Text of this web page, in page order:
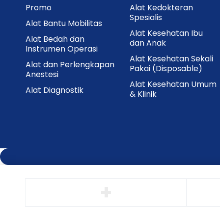
Promo
Alat Bantu Mobilitas
Alat Bedah dan
Instrumen Operasi
Alat dan Perlengkapan
Anestesi
Alat Diagnostik
Alat Kedokteran
Spesialis
Alat Kesehatan Ibu
dan Anak
Alat Kesehatan Sekali
Pakai (Disposable)
Alat Kesehatan Umum
& Klinik